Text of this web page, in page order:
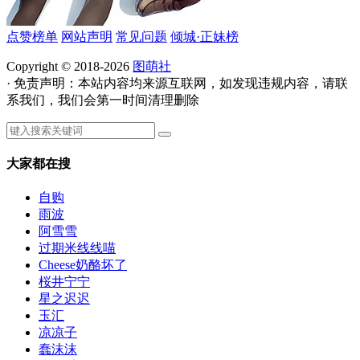
点赞榜单 网站声明 常见问题 倾城·正妹榜
Copyright © 2018-2026 图萌社
· 免责声明：本站内容均来源互联网，如发现违规内容，请联
系我们，我们会第一时间清理删除
大家都在搜
自购
雨波
阿雪雪
过期米线线喵
Cheese奶酪坏了
桜井宁宁
星之迟迟
玉汇
凉凉子
蠢沫沫